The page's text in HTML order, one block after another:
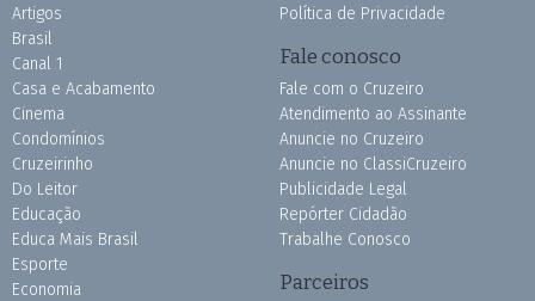
Artigos
Brasil
Canal 1
Casa e Acabamento
Cinema
Condomínios
Cruzeirinho
Do Leitor
Educação
Educa Mais Brasil
Esporte
Economia
Política de Privacidade
Fale conosco
Fale com o Cruzeiro
Atendimento ao Assinante
Anuncie no Cruzeiro
Anuncie no ClassiCruzeiro
Publicidade Legal
Repórter Cidadão
Trabalhe Conosco
Parceiros